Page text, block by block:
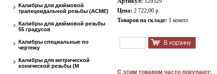
Калибры для дюймовой
трапецеидальной резьбы (АСМЕ)
Калибры для дюймовой резьбы
55 градусов
Калибры специальные по
чертежу
Калибры для метрической
конической резьбы (М
Цена: 2 722,00 р.
Товаров на складе: 1 компл
С этим товаром часто покупают: